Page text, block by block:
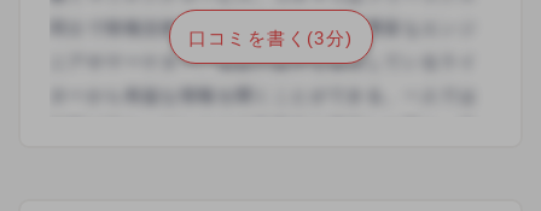
一番大変だったという印象です。その点で評価４と
させていただきました。音声が聞き取りにくく、予
想をはるかに超えて作業に時間がかかりました。レ
ギュレーションがしっかりとしてたので、作業の進
口コミを書く(3分)